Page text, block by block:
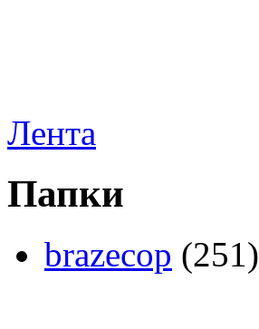
Лента
Папки
brazecop (251)